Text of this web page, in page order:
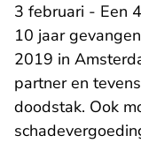
3 februari - Een
10 jaar
2019 in
partner en
doodstak. Ook